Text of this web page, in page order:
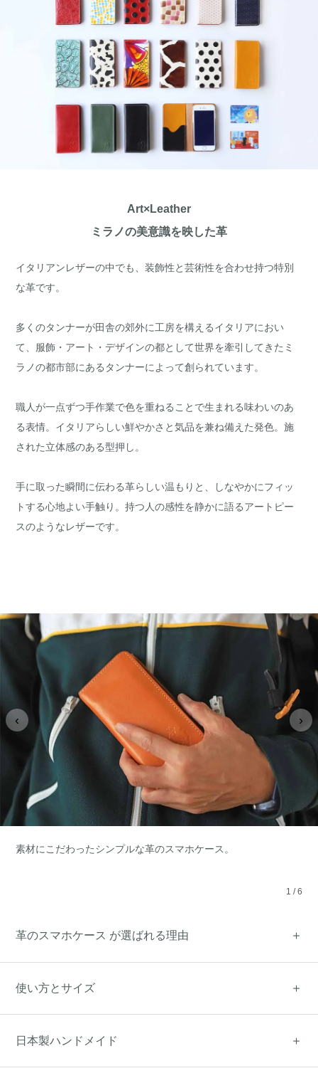
Art×Leather
ミラノの美意識を映した革
イタリアンレザーの中でも、装飾性と芸術性を合わせ持つ特別
な革です。
多くのタンナーが田舎の郊外に工房を構えるイタリアにおい
て、服飾・アート・デザインの都として世界を牽引してきたミ
ラノの都市部にあるタンナーによって創られています。
職人が一点ずつ手作業で色を重ねることで生まれる味わいのあ
る表情。イタリアらしい鮮やかさと気品を兼ね備えた発色。施
された立体感のある型押し。
手に取った瞬間に伝わる革らしい温もりと、しなやかにフィッ
トする心地よい手触り。持つ人の感性を静かに語るアートピー
スのようなレザーです。
‹ ›
素材にこだわったシンプルな革のスマホケース。
1 /6
革のスマホケース が選ばれる理由
使い方とサイズ
日本製ハンドメイド